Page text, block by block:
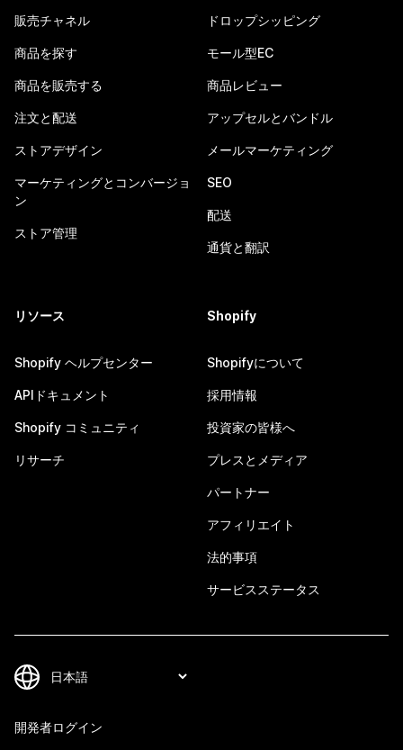
販売チャネル
商品を探す
商品を販売する
注文と配送
ストアデザイン
マーケティングとコンバージョ
ン
ストア管理
ドロップシッピング
モール型EC
商品レビュー
アップセルとバンドル
メールマーケティング
SEO
配送
通貨と翻訳
リソース
Shopify ヘルプセンター
APIドキュメント
Shopify コミュニティ
リサーチ
Shopify
Shopifyについて
採用情報
投資家の皆様へ
プレスとメディア
パートナー
アフィリエイト
法的事項
サービスステータス
開発者ログイン